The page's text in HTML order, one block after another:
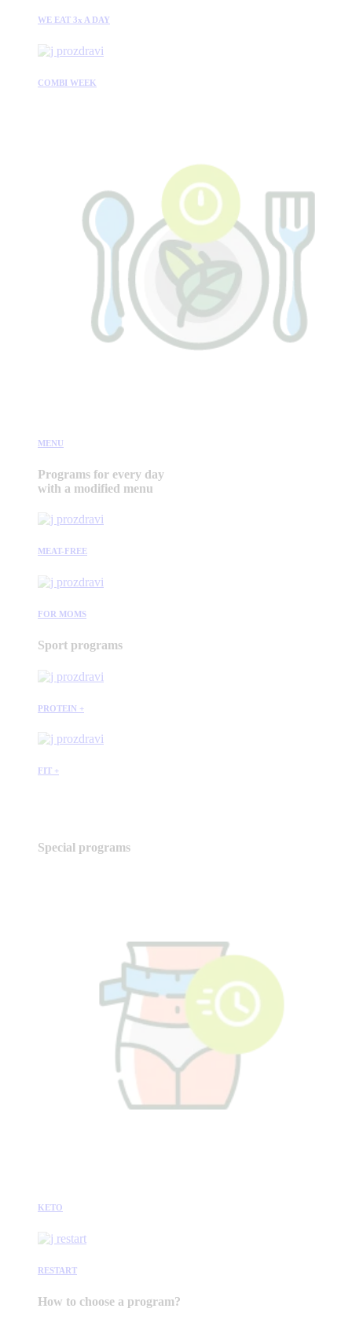
WE EAT 3x A DAY
COMBI WEEK
MENU
Programs for every day
with a modified menu
MEAT-FREE
FOR MOMS
Sport programs
PROTEIN +
FIT +
Special programs
KETO
RESTART
How to choose a program?